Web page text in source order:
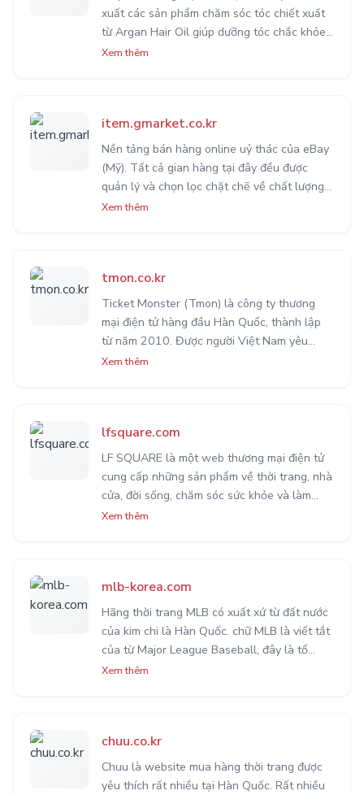
xuất các sản phẩm chăm sóc tóc chiết xuất
từ Argan Hair Oil giúp dưỡng tóc chắc khỏe
và trị gẫy rụng, bạn có thể lựa chọn tinh dầu
Xem thêm
item.gmarket.co.kr
Nền tảng bán hàng online uỷ thác của eBay
(Mỹ). Tất cả gian hàng tại đây đều được
quản lý và chọn lọc chặt chẽ về chất lượng
sản phẩm. Được xem là một trong những lựa
Xem thêm
tmon.co.kr
Ticket Monster (Tmon) là công ty thương
mại điện tử hàng đầu Hàn Quốc, thành lập
từ năm 2010. Được người Việt Nam yêu
thích bởi sản phẩm đa dạng từ các món đồ
Xem thêm
lfsquare.com
LF SQUARE là một web thương mại điện tử
cung cấp những sản phẩm về thời trang, nhà
cửa, đời sống, chăm sóc sức khỏe và làm
đẹp. Như một cửa hàng tiện lợi mini với nhiều
Xem thêm
mlb-korea.com
Hãng thời trang MLB có xuất xứ từ đất nước
của kim chi là Hàn Quốc. chữ MLB là viết tắt
của từ Major League Baseball, đây là tổ
chức lâu đời nhất trong số 4 liên đoàn thể
Xem thêm
chuu.co.kr
Chuu là website mua hàng thời trang được
yêu thích rất nhiều tại Hàn Quốc. Rất nhiều